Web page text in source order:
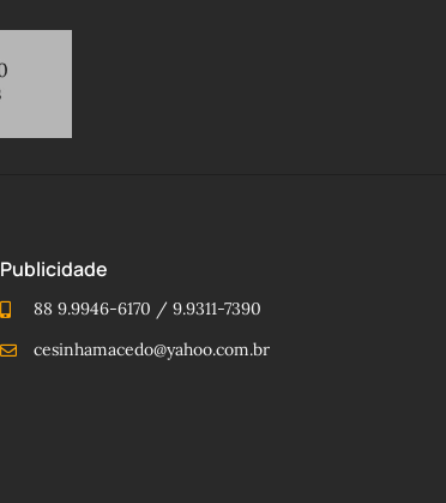
Publicidade
88 9.9946-6170 / 9.9311-7390
cesinhamacedo@yahoo.com.br